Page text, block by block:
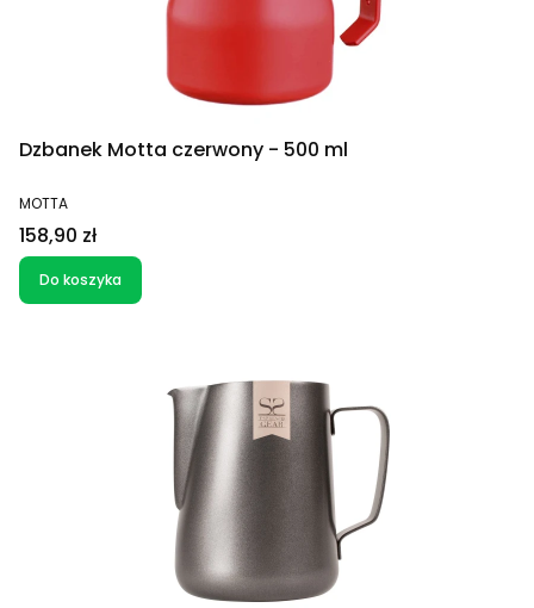
Dzbanek Motta czerwony - 500 ml
PRODUCENT
MOTTA
Cena
158,90 zł
Do koszyka